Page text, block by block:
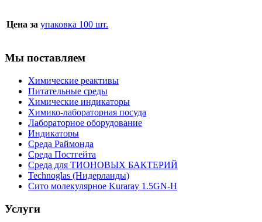
Цена за упаковка 100 шт.
Мы поставляем
Химические реактивы
Питательные среды
Химические индикаторы
Химико-лабораторная посуда
Лабораторное оборудование
Индикаторы
Среда Раймонда
Среда Постгейта
Среда для ТИОНОВЫХ БАКТЕРИЙ
Technoglas (Нидерланды)
Сито молекулярное Kuraray 1.5GN-H
Услуги